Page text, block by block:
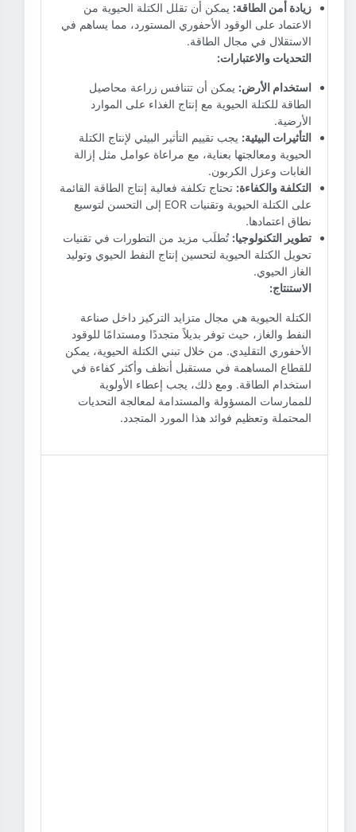
زيادة أمن الطاقة: يمكن أن تقلل الكتلة الحيوية من
الاعتماد على الوقود الأحفوري المستورد، مما يساهم في
الاستقلال في مجال الطاقة.
التحديات والاعتبارات:
استخدام الأرض: يمكن أن تتنافس زراعة محاصيل
الطاقة للكتلة الحيوية مع إنتاج الغذاء على الموارد
الأرضية.
التأثيرات البيئية: يجب تقييم التأثير البيئي لإنتاج الكتلة
الحيوية ومعالجتها بعناية، مع مراعاة عوامل مثل إزالة
الغابات وعزل الكربون.
التكلفة والكفاءة: تحتاج تكلفة فعالية إنتاج الطاقة القائمة
على الكتلة الحيوية وتقنيات EOR إلى التحسن لتوسيع
نطاق اعتمادها.
تطوير التكنولوجيا: تُطلَب مزيد من التطورات في تقنيات
تحويل الكتلة الحيوية لتحسين إنتاج النفط الحيوي وتوليد
الغاز الحيوي.
الاستنتاج:
الكتلة الحيوية هي مجال متزايد التركيز داخل صناعة
النفط والغاز، حيث توفر بديلاً متجددًا ومستدامًا للوقود
الأحفوري التقليدي. من خلال تبني الكتلة الحيوية، يمكن
للقطاع المساهمة في مستقبل أنظف وأكثر كفاءة في
استخدام الطاقة. ومع ذلك، يجب إعطاء الأولوية
للممارسات المسؤولة والمستدامة لمعالجة التحديات
المحتملة وتعظيم فوائد هذا المورد المتجدد.